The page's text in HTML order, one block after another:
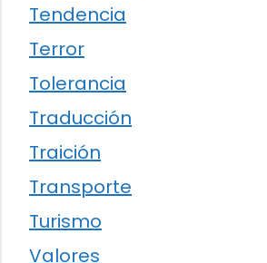
Tendencia
Terror
Tolerancia
Traducción
Traición
Transporte
Turismo
Valores